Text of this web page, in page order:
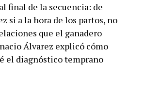
final de la secuencia: de
si a la hora de los partos, no
que el ganadero
Álvarez explicó cómo
el diagnóstico temprano